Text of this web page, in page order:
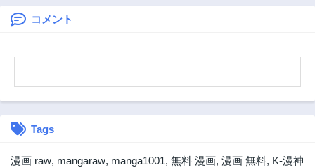
コメント
Tags
漫画 raw, mangaraw, manga1001, 無料 漫画, 漫画 無料, K-漫神